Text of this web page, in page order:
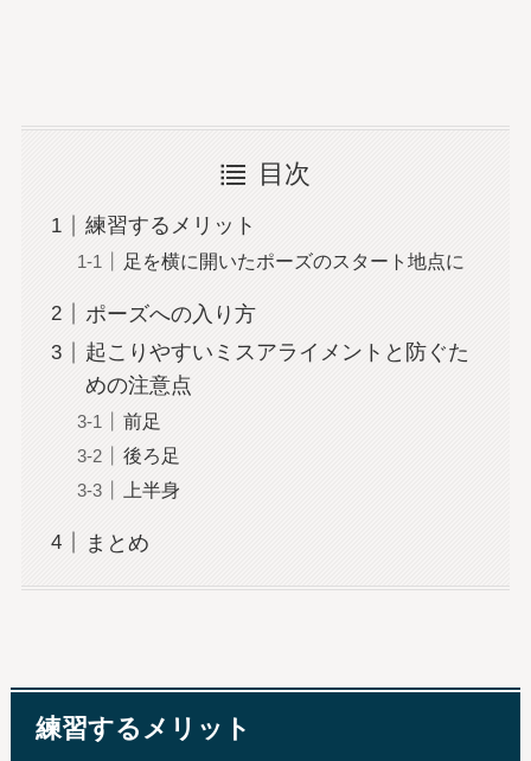
目次
練習するメリット
足を横に開いたポーズのスタート地点に
ポーズへの入り方
起こりやすいミスアライメントと防ぐた
めの注意点
前足
後ろ足
上半身
まとめ
練習するメリット